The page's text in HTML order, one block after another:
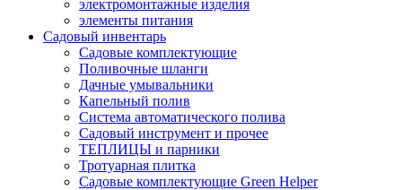
электромонтажные изделия
элементы питания
Садовый инвентарь
Садовые комплектующие
Поливочные шланги
Дачные умывальники
Капельный полив
Система автоматического полива
Садовый инструмент и прочее
ТЕПЛИЦЫ и парники
Тротуарная плитка
Садовые комплектующие Green Helper